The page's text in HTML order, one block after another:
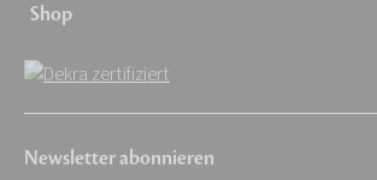
Shop
Newsletter abonnieren